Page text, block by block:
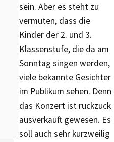
sein. Aber es steht zu
vermuten, dass die
Kinder der 2. und 3.
Klassenstufe, die da am
Sonntag singen werden,
viele bekannte Gesichter
im Publikum sehen. Denn
das Konzert ist ruckzuck
ausverkauft gewesen. Es
soll auch sehr kurzweilig